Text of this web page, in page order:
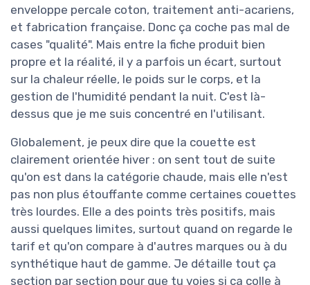
enveloppe percale coton, traitement anti-acariens,
et fabrication française. Donc ça coche pas mal de
cases "qualité". Mais entre la fiche produit bien
propre et la réalité, il y a parfois un écart, surtout
sur la chaleur réelle, le poids sur le corps, et la
gestion de l'humidité pendant la nuit. C'est là-
dessus que je me suis concentré en l'utilisant.
Globalement, je peux dire que la couette est
clairement orientée hiver : on sent tout de suite
qu'on est dans la catégorie chaude, mais elle n'est
pas non plus étouffante comme certaines couettes
très lourdes. Elle a des points très positifs, mais
aussi quelques limites, surtout quand on regarde le
tarif et qu'on compare à d'autres marques ou à du
synthétique haut de gamme. Je détaille tout ça
section par section pour que tu voies si ça colle à